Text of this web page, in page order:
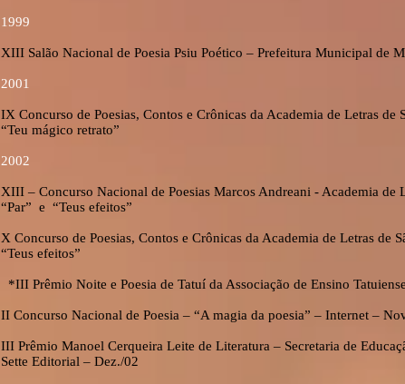
1999
XIII Salão Nacional de Poesia Psiu Poético – Prefeitura Municipal de
2001
IX Concurso de Poesias, Contos e Crônicas da Academia de Letras de
“Teu mágico retrato”
2002
XIII – Concurso Nacional de Poesias Marcos Andreani - Academia de
“Par” e “Teus efeitos”
X Concurso de Poesias, Contos e Crônicas da Academia de Letras de
“Teus efeitos”
*III Prêmio Noite e Poesia de Tatuí da Associação de Ensino
II Concurso Nacional de Poesia – “A magia da poesia” – Internet –
III Prêmio Manoel Cerqueira Leite de Literatura – Secretaria de
Sette Editorial – Dez./02